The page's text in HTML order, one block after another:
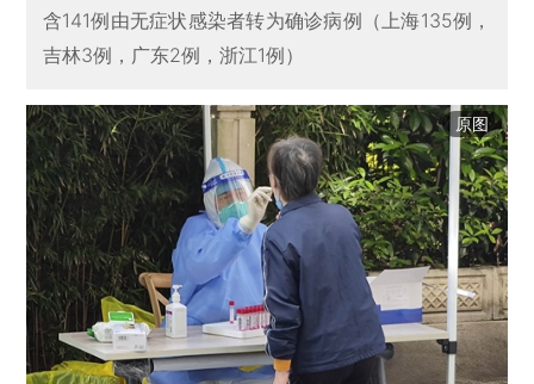
含141例由无症状感染者转为确诊病例（上海135例，
吉林3例，广东2例，浙江1例）
原图